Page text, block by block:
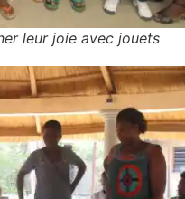
leur joie avec jouets